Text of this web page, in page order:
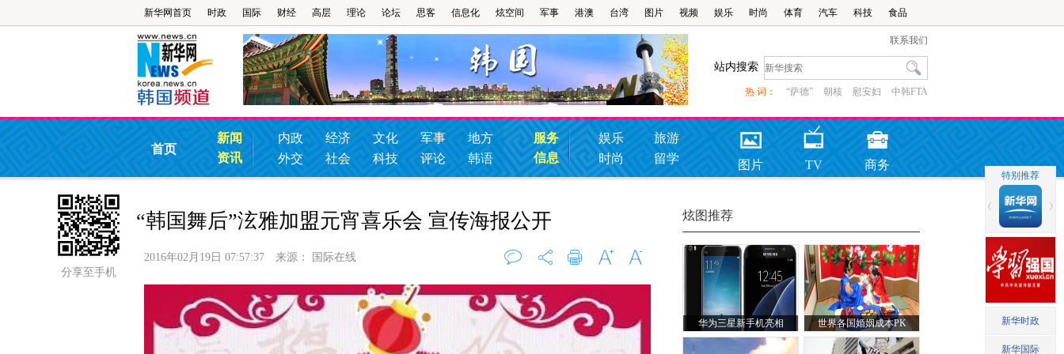
新华网首页 时政 国际 财经 高层 理论 论坛 思客 信息化 炫空间 军事 港澳 台湾 图片 视频 娱乐 时尚 体育 汽车 科技 食品
联系我们
站内搜索
热 词： “萨德” 朝核 慰安妇 中韩FTA
首页
新闻
资讯
内政 经济 文化 军事
地方
外交
社会 科技 评论 韩语
服务
信息
娱乐
旅游
时尚
留学 图片 TV 商务
分享至手机
炫图推荐
华为三星新手机亮相
MWC
世界各国婚姻成本PK
“韩国舞后”泫雅加盟元宵喜乐会 宣传海报公开
2016年02月19日 07:57:37 来源： 国际在线
评论 0